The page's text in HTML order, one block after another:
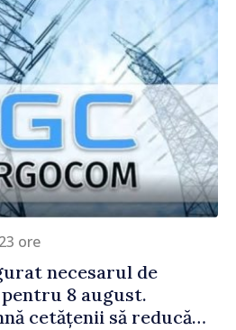
ore
necesarul de
8 august.
cetățenii să reducă